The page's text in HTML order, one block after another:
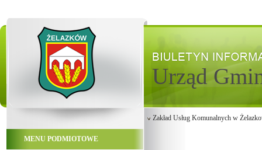
Urząd
MENU PODMIOTOWE
Zakład Usług Komunalnych w